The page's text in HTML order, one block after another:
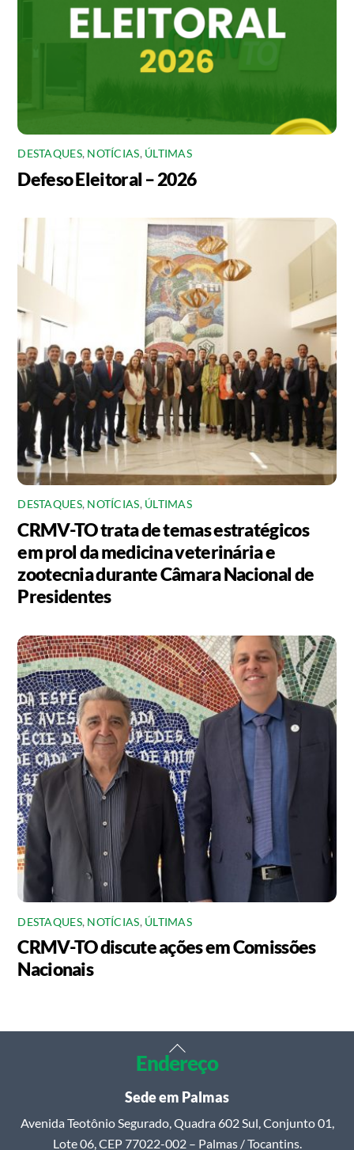
DESTAQUES, NOTÍCIAS, ÚLTIMAS
Defeso Eleitoral – 2026
DESTAQUES, NOTÍCIAS, ÚLTIMAS
CRMV-TO trata de temas estratégicos
em prol da medicina veterinária e
zootecnia durante Câmara Nacional de
Presidentes
DESTAQUES, NOTÍCIAS, ÚLTIMAS
CRMV-TO discute ações em Comissões
Nacionais
Back
To
Top
Endereço
Sede em Palmas
Avenida Teotônio Segurado, Quadra 602 Sul, Conjunto 01,
Lote 06, CEP 77022-002 – Palmas / Tocantins.